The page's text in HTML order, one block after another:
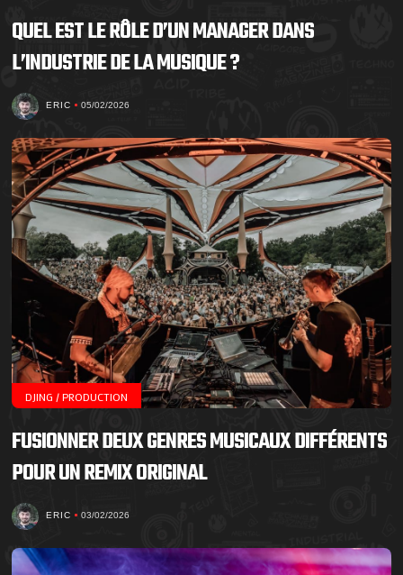
QUEL EST LE RÔLE D’UN MANAGER DANS
L’INDUSTRIE DE LA MUSIQUE ?
ERIC 05/02/2026
DJING / PRODUCTION
FUSIONNER DEUX GENRES MUSICAUX DIFFÉRENTS
POUR UN REMIX ORIGINAL
ERIC 03/02/2026